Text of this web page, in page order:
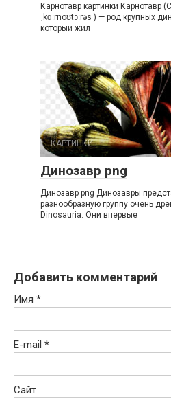
Карнотавр картинки Карнотавр
ˌkɑːrnoʊtɔːrəs ) — род крупных
который жил
КАРТИНКИ
Динозавр png
Динозавр png Динозавры
разнообразную группу очень
Dinosauria. Они впервые
Добавить комментарий
Имя *
E-mail *
Сайт